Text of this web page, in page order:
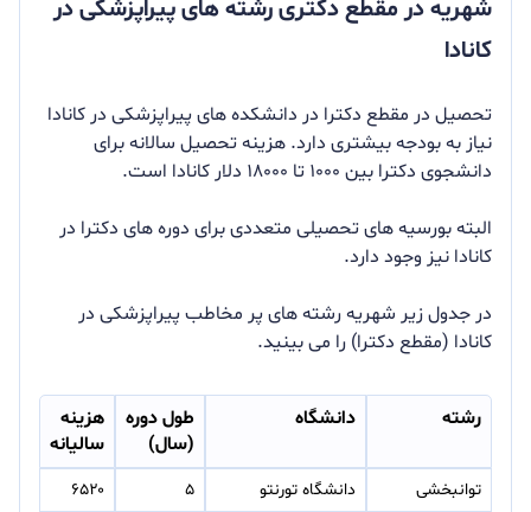
شهریه در مقطع دکتری رشته های پیراپزشکی در
کانادا
تحصیل در مقطع دکترا در دانشکده های پیراپزشکی در کانادا
نیاز به بودجه بیشتری دارد. هزینه تحصیل سالانه برای
دانشجوی دکترا بین ۱۰۰۰ تا ۱۸۰۰۰ دلار کانادا است.
البته بورسیه های تحصیلی متعددی برای دوره های دکترا در
کانادا نیز وجود دارد.
در جدول زیر شهریه رشته های پر مخاطب پیراپزشکی در
کانادا (مقطع دکترا) را می بینید.
رشته دانشگاه
طول دوره
(سال)
هزینه
سالیانه
توانبخشی دانشگاه تورنتو ۵
۶۵۲۰